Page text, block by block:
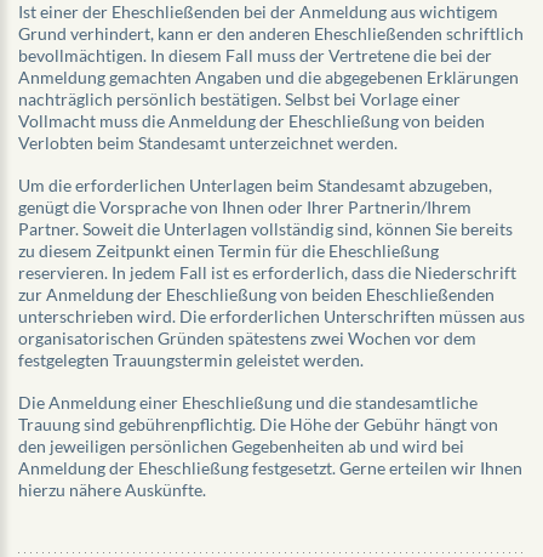
Ist einer der Eheschließenden bei der Anmeldung aus wichtigem
Grund verhindert, kann er den anderen Eheschließenden schriftlich
bevollmächtigen. In diesem Fall muss der Vertretene die bei der
Anmeldung gemachten Angaben und die abgegebenen Erklärungen
nachträglich persönlich bestätigen. Selbst bei Vorlage einer
Vollmacht muss die Anmeldung der Eheschließung von beiden
Verlobten beim Standesamt unterzeichnet werden.
Um die erforderlichen Unterlagen beim Standesamt abzugeben,
genügt die Vorsprache von Ihnen oder Ihrer Partnerin/Ihrem
Partner. Soweit die Unterlagen vollständig sind, können Sie bereits
zu diesem Zeitpunkt einen Termin für die Eheschließung
reservieren. In jedem Fall ist es erforderlich, dass die Niederschrift
zur Anmeldung der Eheschließung von beiden Eheschließenden
unterschrieben wird. Die erforderlichen Unterschriften müssen aus
organisatorischen Gründen spätestens zwei Wochen vor dem
festgelegten Trauungstermin geleistet werden.
Die Anmeldung einer Eheschließung und die standesamtliche
Trauung sind gebührenpflichtig. Die Höhe der Gebühr hängt von
den jeweiligen persönlichen Gegebenheiten ab und wird bei
Anmeldung der Eheschließung festgesetzt. Gerne erteilen wir Ihnen
hierzu nähere Auskünfte.